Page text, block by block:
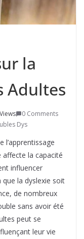
la
Adultes
0 Comments
Dys
l’apprentissage
affecte la capacité
influencer
que la dyslexie soit
de nombreux
sans avoir été
peut se
leur vie